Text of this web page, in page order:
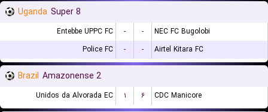
Uganda Super 8
Entebbe UPPC FC - -
NEC FC Bugolobi
Police FC
- - Airtel Kitara FC
Brazil Amazonense 2
Unidos da Alvorada EC ۱ ۶ CDC Manicore